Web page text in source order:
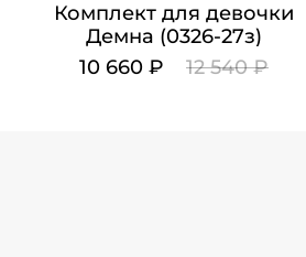
Комплект для девочки
Демна (0326-27з)
10 660 ₽
12 540 ₽